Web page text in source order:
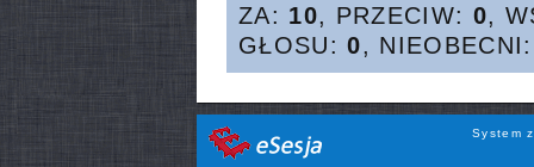
ZA: 10, PRZECIW: 0,
GŁOSU:0,
System